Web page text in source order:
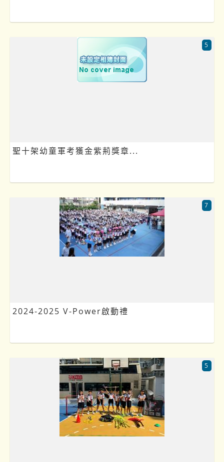
聖十架幼童軍考獲金紫荊獎章...
5
2024-2025 V-Power啟動禮
7
5